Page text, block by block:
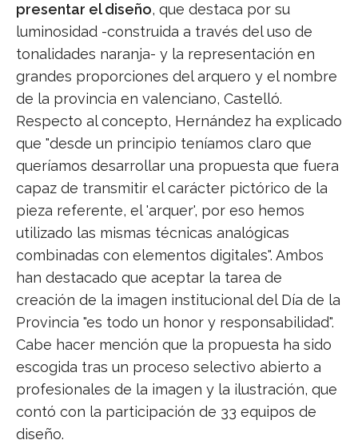
presentar el diseño, que destaca por su
luminosidad -construida a través del uso de
tonalidades naranja- y la representación en
grandes proporciones del arquero y el nombre
de la provincia en valenciano, Castelló.
Respecto al concepto, Hernández ha explicado
que "desde un principio teníamos claro que
queríamos desarrollar una propuesta que fuera
capaz de transmitir el carácter pictórico de la
pieza referente, el 'arquer', por eso hemos
utilizado las mismas técnicas analógicas
combinadas con elementos digitales". Ambos
han destacado que aceptar la tarea de
creación de la imagen institucional del Día de la
Provincia "es todo un honor y responsabilidad".
Cabe hacer mención que la propuesta ha sido
escogida tras un proceso selectivo abierto a
profesionales de la imagen y la ilustración, que
contó con la participación de 33 equipos de
diseño.